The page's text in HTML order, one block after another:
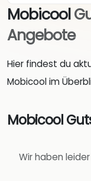
Mobicool
Angebote
Hier findest du
Mobicool im
Mobicool
Wir haben